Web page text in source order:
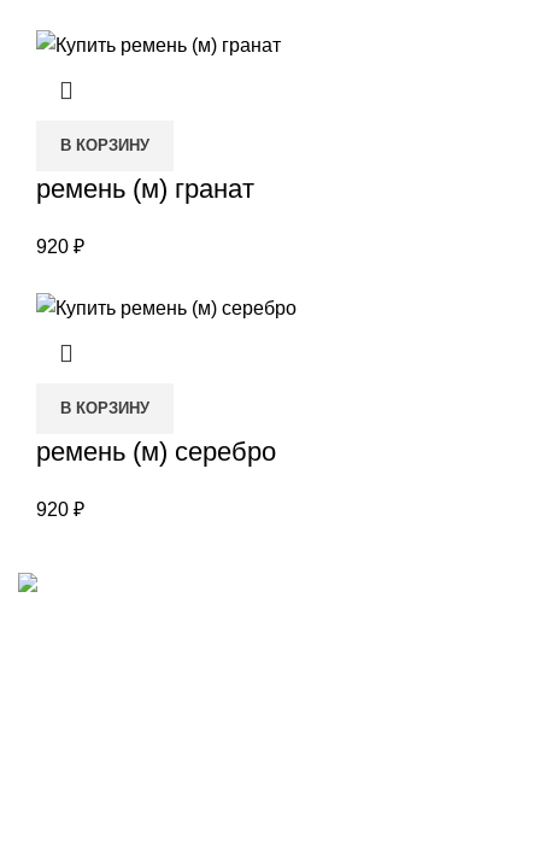
В КОРЗИНУ
ремень (м) гранат
920 ₽
В КОРЗИНУ
ремень (м) серебро
920 ₽